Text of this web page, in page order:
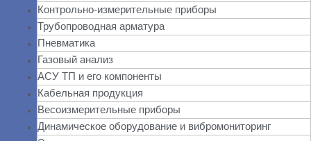
Контрольно-измерительные приборы
Трубопроводная арматура
Пневматика
Газовый анализ
АСУ ТП и его компоненты
Кабельная продукция
Весоизмерительные приборы
Динамическое оборудование и вибромониторинг